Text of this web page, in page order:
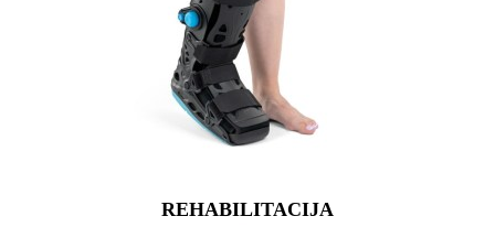
REHABILITACIJA